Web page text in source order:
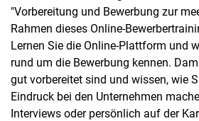
"Vorbereitung und Bewerbung zur
Rahmen dieses Online-
Lernen Sie die Online-Plattform und
rund um die Bewerbung kennen.
gut vorbereitet sind und wissen, wie
Eindruck bei den Unternehmen
Interviews oder persönlich auf der